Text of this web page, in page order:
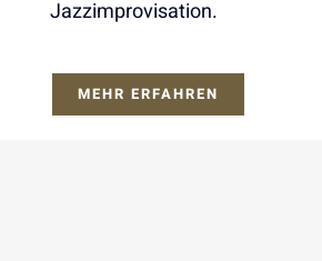
Jazzimprovisation.
MEHR ERFAHREN